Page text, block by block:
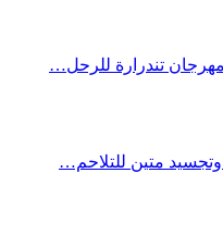
مهرجان تندرارة للرحل…
وتجسيد متين للتلاحم…